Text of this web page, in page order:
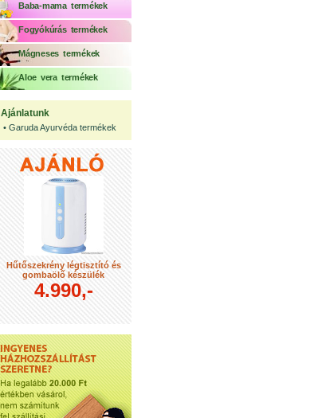
Baba-mama termékek
Fogyókúrás termékek
Mágneses termékek
Aloe vera termékek
Ajánlatunk
• Garuda Ayurvéda termékek
Hűtőszekrény légtisztító és
gombaölő készülék
4.990,-